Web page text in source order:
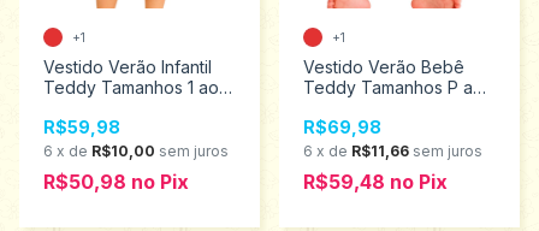
Vestido Verão Infantil
Teddy Tamanhos 1 ao 3
R$59,98
6 x de R$10,00 sem juros
R$50,98 no Pix
+1
Vestido Verão Bebê
Teddy Tamanhos P ao
R$69,98
6 x de R$11,66 sem juros
R$59,48 no Pix
+1